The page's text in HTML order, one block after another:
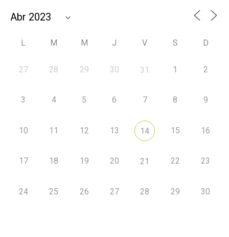
L M M J V S D
27 28 29 30 31 1 2
3 4 5 6 7 8 9
10 11 12 13 14 15 16
17 18 19 20 21 22 23
24 25 26 27 28 29 30